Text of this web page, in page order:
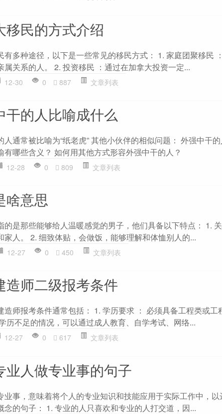
移民的方式介绍
有多种途径，以下是一些常见的移民方式： 1. 家庭团聚移民
属关系的人。 2. 投资移民 ：通过在加拿大投资一定...
12-30 0 887 文章列表
干的人比喻成什么
人通常被比喻为“纸老虎” 其他小伙伴的相似问题： 外强中干
有哪些含义？ 如何用其他方式形容外强中干的人？
12-28 0 809 文章列表
啥意思
的是那些能够给人温暖感觉的男子，他们具备以下特点： 1.
家人。 2. 细致体贴，会做饭，能够理解和体恤别人的...
12-27 0 450 文章列表
造师二级报考条件
造师报考条件通常包括： 1. 学历要求 ： 必须具备工程类或工
历不足的情况，可以通过成人教育、自学考试、网络...
12-27 0 617 文章列表
业人做专业事的句子
业事，意味着将个人的专业知识和技能应用于实际工作中，
念的句子： 1. 专业的人只喜欢和专业的人打交道，因...